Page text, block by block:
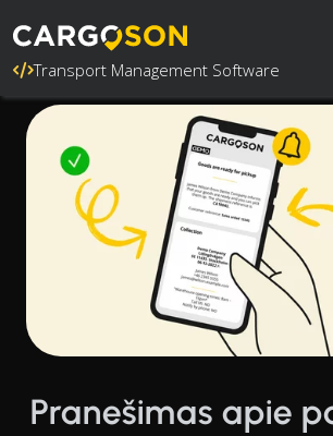
Transport Management Software
Pranešimas apie